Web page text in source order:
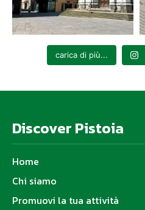
carica di più...
Discover Pistoia
Home
Chi siamo
Promuovi la tua attività